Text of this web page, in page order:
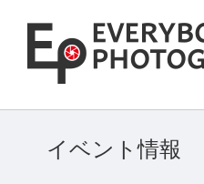
イベント情報